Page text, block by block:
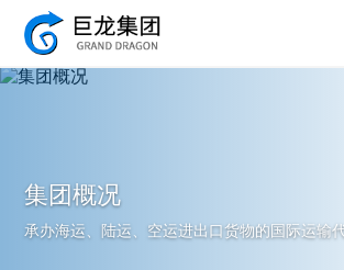
集团概况
承办海运、陆运、空运进出口货物的国际运输